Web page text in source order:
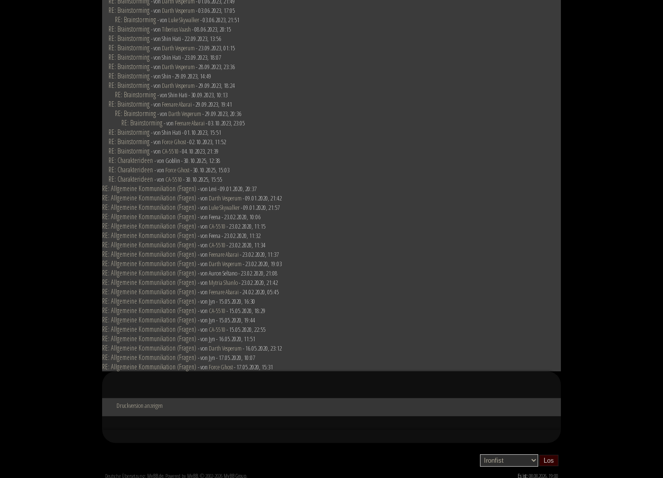
RE: Brainstorming- von Darth Vesperum- 03.06.2023, 17:05
RE: Brainstorming- von Luke Skywalker- 03.06.2023, 21:51
RE: Brainstorming- vonTiberius Vaash- 08.06.2023, 20:15
RE: Brainstorming- von Shin Hati - 22.09.2023, 13:56
RE: Brainstorming- von Darth Vesperum- 23.09.2023, 01:15
RE: Brainstorming- von Shin Hati - 23.09.2023, 18:07
RE: Brainstorming- von Darth Vesperum- 28.09.2023, 23:36
RE: Brainstorming- von Shin - 29.09.2023, 14:49
RE: Brainstorming- von Darth Vesperum- 29.09.2023, 18:24
RE: Brainstorming- von Shin Hati - 30.09.2023, 10:13
RE: Brainstorming- von Feenare Abarai- 29.09.2023, 19:41
RE: Brainstorming- von Darth Vesperum- 29.09.2023, 20:36
RE: Brainstorming- von Feenare Abarai- 03.10.2023, 23:05
RE: Brainstorming- von Shin Hati - 01.10.2023, 15:51
RE: Brainstorming- von Force Ghost- 02.10.2023, 11:52
RE: Brainstorming- von CA-5510- 04.10.2023, 21:39
RE: Charakterideen - von Goblin - 30.10.2025, 12:38
RE: Charakterideen - von Force Ghost- 30.10.2025, 15:03
RE: Charakterideen - von CA-5510- 30.10.2025, 15:55
RE: Allgemeine Kommunikation (Fragen) - von Lexi - 09.01.2020, 20:37
RE: Allgemeine Kommunikation (Fragen) - von Darth Vesperum- 09.01.2020, 21:42
RE: Allgemeine Kommunikation (Fragen) - von Luke Skywalker- 09.01.2020, 21:57
RE: Allgemeine Kommunikation (Fragen) - von Feena - 23.02.2020, 10:06
RE: Allgemeine Kommunikation (Fragen) - von CA-5510- 23.02.2020, 11:15
RE: Allgemeine Kommunikation (Fragen) - von Feena - 23.02.2020, 11:32
RE: Allgemeine Kommunikation (Fragen) - von CA-5510- 23.02.2020, 11:34
RE: Allgemeine Kommunikation (Fragen) - von Feenare Abarai- 23.02.2020, 11:37
RE: Allgemeine Kommunikation (Fragen) - von Darth Vesperum- 23.02.2020, 19:03
RE: Allgemeine Kommunikation (Fragen) - von Auron Seltano - 23.02.2020, 21:08
RE: Allgemeine Kommunikation (Fragen) - von Mytria Shanlo- 23.02.2020, 21:42
RE: Allgemeine Kommunikation (Fragen) - von Feenare Abarai- 24.02.2020, 05:45
RE: Allgemeine Kommunikation (Fragen) - von Jyn - 15.05.2020, 16:30
RE: Allgemeine Kommunikation (Fragen) - von CA-5510- 15.05.2020, 18:29
RE: Allgemeine Kommunikation (Fragen) - von Jyn - 15.05.2020, 19:44
RE: Allgemeine Kommunikation (Fragen) - von CA-5510- 15.05.2020, 22:55
RE: Allgemeine Kommunikation (Fragen) - von Jyn - 16.05.2020, 11:51
RE: Allgemeine Kommunikation (Fragen) - von Darth Vesperum- 16.05.2020, 23:12
RE: Allgemeine Kommunikation (Fragen) - von Jyn - 17.05.2020, 10:07
RE: Allgemeine Kommunikation (Fragen) - von Force Ghost- 17.05.2020, 15:31
Druckversion anzeigen
Es ist:08.08.2026, 19:00
Deutsche Übersetzung: MyBB.de, Powered by MyBB, © 2002-2026 MyBB Group.